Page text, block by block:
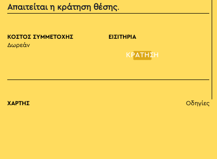
Απαιτείται η κράτηση θέσης.
ΚΟΣΤΟΣ ΣΥΜΜΕΤΟΧΗΣ
Δωρεάν
ΕΙΣΙΤΗΡΙΑ
ΚΡΑΤΗΣΗ
ΧΑΡΤΗΣ Οδηγίες